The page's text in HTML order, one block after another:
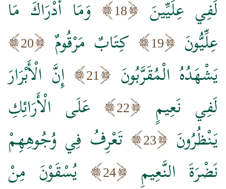
لَفِي عِلِّيِّينَ
18
وَمَا أَدْرَاكَ مَا
عِلِّيُّونَ
19 كِتَابٌ مَرْقُومٌ 20
يَشْهَدُهُ الْمُقَرَّبُونَ 21
إِنَّ الْأَبْرَارَ
لَفِي نَعِيمٍ
22
عَلَى الْأَرَائِكِ
يَنْظُرُونَ
23
تَعْرِفُ فِي وُجُوهِهِمْ
نَضْرَةَ النَّعِيمِ
24 يُسْقَوْنَ مِنْ